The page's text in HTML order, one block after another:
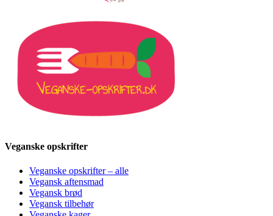
Veganske opskrifter
Veganske opskrifter – alle
Vegansk aftensmad
Vegansk brød
Vegansk tilbehør